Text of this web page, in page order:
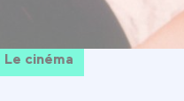
Le cinéma